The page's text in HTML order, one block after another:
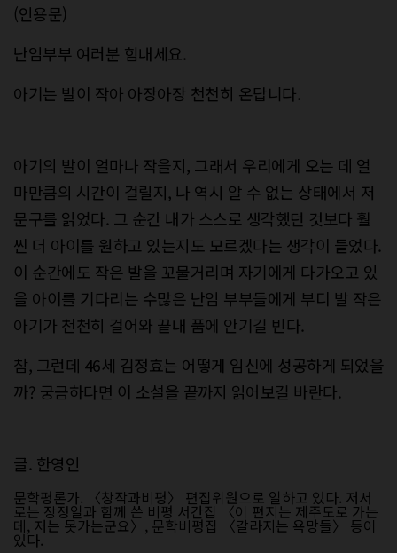
(인용문)
난임부부 여러분 힘내세요.
아기는 발이 작아 아장아장 천천히 온답니다.
아기의 발이 얼마나 작을지, 그래서 우리에게 오는 데 얼
마만큼의 시간이 걸릴지, 나 역시 알 수 없는 상태에서 저
문구를 읽었다. 그 순간 내가 스스로 생각했던 것보다 훨
씬 더 아이를 원하고 있는지도 모르겠다는 생각이 들었다.
이 순간에도 작은 발을 꼬물거리며 자기에게 다가오고 있
을 아이를 기다리는 수많은 난임 부부들에게 부디 발 작은
아기가 천천히 걸어와 끝내 품에 안기길 빈다.
참, 그런데 46세 김정효는 어떻게 임신에 성공하게 되었을
까? 궁금하다면 이 소설을 끝까지 읽어보길 바란다.
글. 한영인
문학평론가. 〈창작과비평〉 편집위원으로 일하고 있다. 저서
로는 장정일과 함께 쓴 비평 서간집 〈이 편지는 제주도로 가는
데, 저는 못가는군요〉, 문학비평집 〈갈라지는 욕망들〉 등이
있다.